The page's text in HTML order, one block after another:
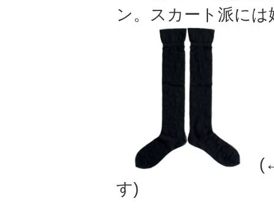
ン。スカート派に
す)